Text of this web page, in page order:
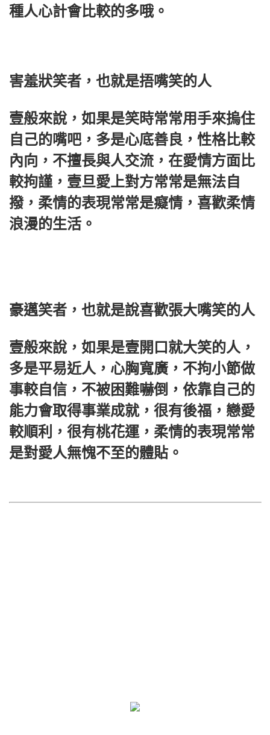
種人心計會比較的多哦。
害羞狀笑者，也就是捂嘴笑的人
壹般來說，如果是笑時常常用手來摀住
自己的嘴吧，多是心底善良，性格比較
內向，不擅長與人交流，在愛情方面比
較拘謹，壹旦愛上對方常常是無法自
撥，柔情的表現常常是癡情，喜歡柔情
浪漫的生活。
豪邁笑者，也就是說喜歡張大嘴笑的人
壹般來說，如果是壹開口就大笑的人，
多是平易近人，心胸寬廣，不拘小節做
事較自信，不被困難嚇倒，依靠自己的
能力會取得事業成就，很有後福，戀愛
較順利，很有桃花運，柔情的表現常常
是對愛人無愧不至的體貼。